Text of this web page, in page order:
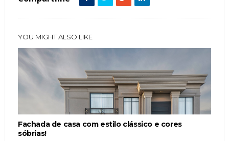
YOU MIGHT ALSO LIKE
Fachada de casa com estilo clássico e cores
sóbrias!